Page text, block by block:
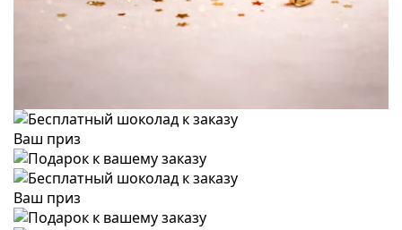
Ваш приз
Ваш приз